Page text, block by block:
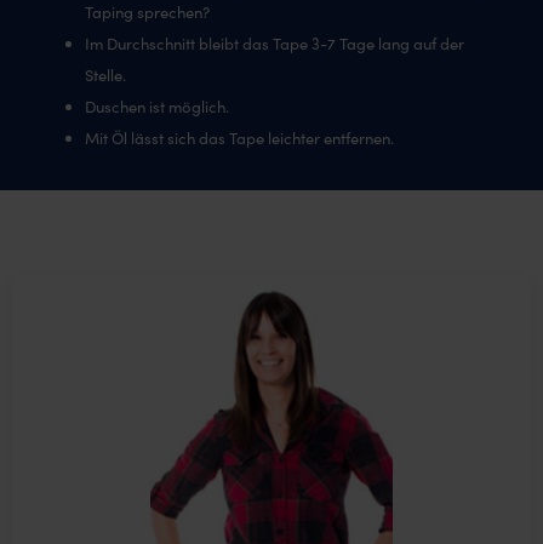
Taping sprechen?
Im Durchschnitt bleibt das Tape 3-7 Tage lang auf der
Stelle.
Duschen ist möglich.
Mit Öl lässt sich das Tape leichter entfernen.